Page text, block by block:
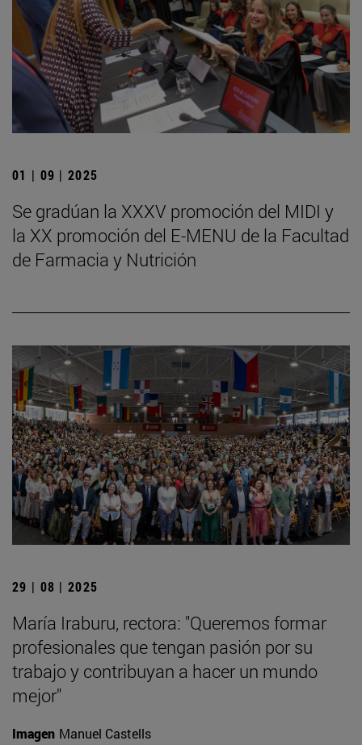
01 | 09 | 2025
Se gradúan la XXXV promoción del MIDI y
la XX promoción del E-MENU de la Facultad
de Farmacia y Nutrición
29 | 08 | 2025
María Iraburu, rectora: "Queremos formar
profesionales que tengan pasión por su
trabajo y contribuyan a hacer un mundo
mejor"
Imagen Manuel Castells